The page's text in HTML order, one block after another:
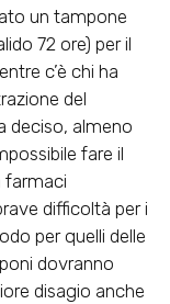
un tampone
72 ore) per il
c’è chi ha
del
deciso, almeno
fare il
farmaci
difficoltà per i
per quelli delle
dovranno
disagio anche